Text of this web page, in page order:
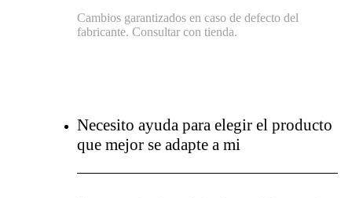
Cambios garantizados en caso de defecto del
fabricante. Consultar con tienda.
Necesito ayuda para elegir el producto
que mejor se adapte a mi